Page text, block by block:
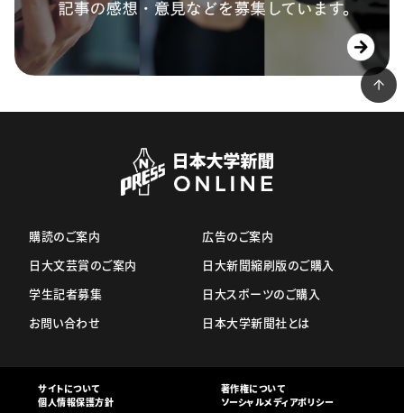
購読のご案内
日大文芸賞のご案内
学生記者募集
お問い合わせ
広告のご案内
日大新聞縮刷版のご購入
日大スポーツのご購入
日本大学新聞社とは
サイトについて
著作権について
個人情報保護方針
ソーシャルメディアポリシー